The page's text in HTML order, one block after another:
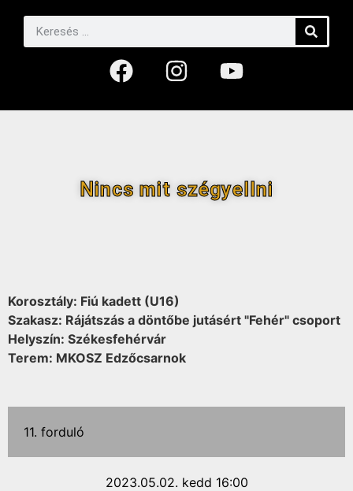
Nincs mit szégyellni
Korosztály: Fiú kadett (U16)
Szakasz: Rájátszás a döntőbe jutásért "Fehér" csoport
Helyszín: Székesfehérvár
Terem: MKOSZ Edzőcsarnok
11. forduló
2023.05.02. kedd 16:00